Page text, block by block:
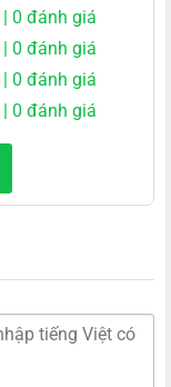
| 0 đánh giá
| 0 đánh giá
| 0 đánh giá
| 0 đánh giá